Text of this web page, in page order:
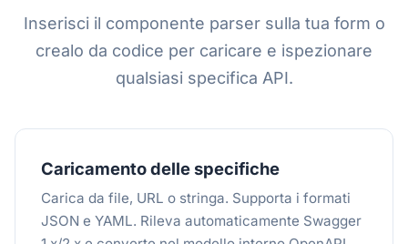
Inserisci il componente parser sulla tua form o
crealo da codice per caricare e ispezionare
qualsiasi specifica API.
Caricamento delle specifiche
Carica da file, URL o stringa. Supporta i formati
JSON e YAML. Rileva automaticamente Swagger